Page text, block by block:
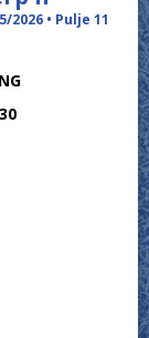
• Pulje 11